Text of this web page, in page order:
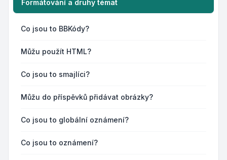
Formátování a druhy témat
Co jsou to BBKódy?
Můžu použít HTML?
Co jsou to smajlíci?
Můžu do příspěvků přidávat obrázky?
Co jsou to globální oznámení?
Co jsou to oznámení?